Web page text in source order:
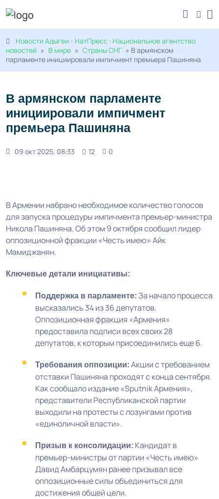
Новости Адыгеи - НатПресс : Национальное агентство
новостей » В мире » Страны СНГ » В армянском
парламенте инициировали импичмент премьера Пашиняна
В армянском парламенте
инициировали импичмент
премьера Пашиняна
09 окт 2025, 08:33 12 0
В Армении набрано необходимое количество голосов
для запуска процедуры импичмента премьер-министра
Никола Пашиняна. Об этом 9 октября сообщил лидер
оппозиционной фракции «Честь имею» Айк
Мамиджанян.
Ключевые детали инициативы:
Поддержка в парламенте: За начало процесса
высказались 34 из 36 депутатов.
Оппозиционная фракция «Армения»
предоставила подписи всех своих 28
депутатов, к которым присоединились еще 6.
Требования оппозиции: Акции с требованием
отставки Пашиняна проходят с конца сентября.
Как сообщало издание «Sputnik Армения»,
представители Республиканской партии
выходили на протесты с лозунгами против
«единоличной власти».
Призыв к консолидации: Кандидат в
премьер-министры от партии «Честь имею»
Давид Амбарцумян ранее призывал все
оппозиционные силы объединиться для
достижения общей цели.